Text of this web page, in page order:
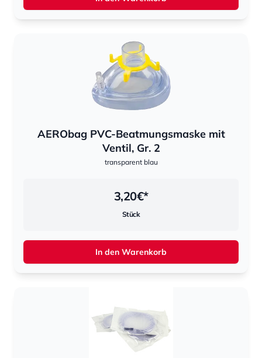
AERObag PVC-Beatmungsmaske mit
Ventil, Gr. 2
transparent blau
3,20€*
Stück
In den Warenkorb